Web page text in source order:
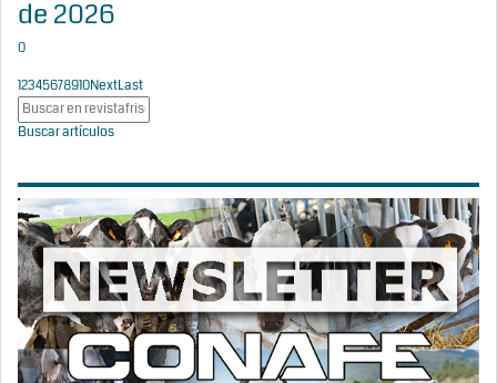
de 2026
0
12345678910NextLast
Buscar artículos